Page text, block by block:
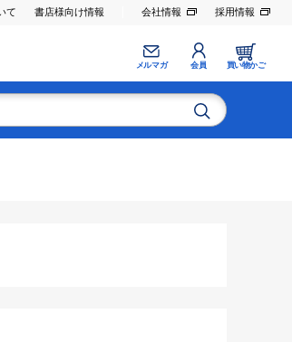
て 書店様向け情報 会社情報 採用情報
メルマガ 会員 買い物かご